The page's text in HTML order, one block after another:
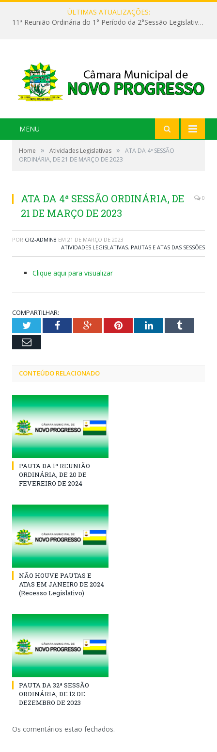
ÚLTIMAS ATUALIZAÇÕES:
11ª Reunião Ordinária do 1° Período da 2°Sessão Legislativa da 9ª Legislatura do Poder Legislativo
MENU
Home » Atividades Legislativas »
ATA DA 4ª SESSÃO
ORDINÁRIA, DE 21 DE MARÇO DE 2023
ATA DA 4ª SESSÃO ORDINÁRIA, DE
21 DE MARÇO DE 2023
0
POR CR2-ADMIN8 EM 21 DE MARÇO DE 2023
ATIVIDADES LEGISLATIVAS, PAUTAS E ATAS DAS SESSÕES
Clique aqui para visualizar
COMPARTILHAR:
TwitterFacebookGoogle+PinterestLinkedInTumblr
Email
CONTEÚDO RELACIONADO
PAUTA DA 1ª REUNIÃO
ORDINÁRIA, DE 20 DE
FEVEREIRO DE 2024
NÃO HOUVE PAUTAS E
ATAS EM JANEIRO DE 2024
(Recesso Legislativo)
PAUTA DA 32ª SESSÃO
ORDINÁRIA, DE 12 DE
DEZEMBRO DE 2023
Os comentários estão fechados.